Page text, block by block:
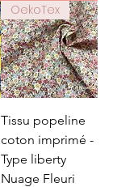
OekoTex
Tissu popeline
coton imprimé -
Type liberty
Nuage Fleuri